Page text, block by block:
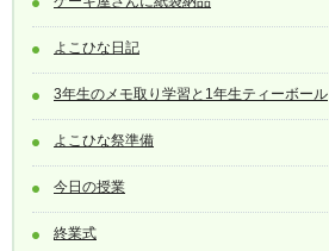
よこひな日記
3年生のメモ取り学習と1年生ティーボール
よこひな祭準備
今日の授業
終業式